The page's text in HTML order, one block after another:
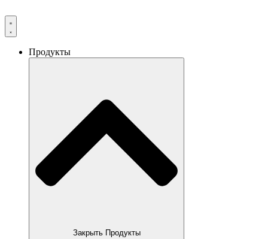
Продукты
Закрыть Продукты